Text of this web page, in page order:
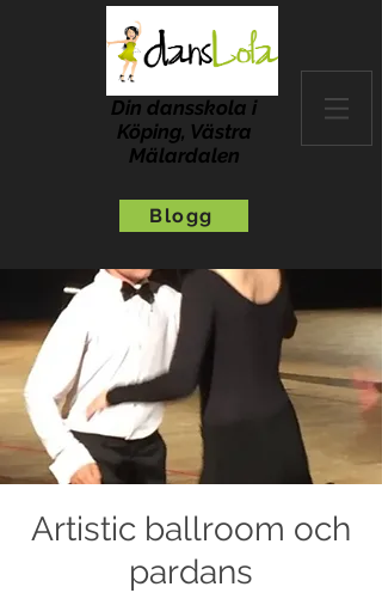
Din dansskola i
Köping, Västra
Mälardalen
Blogg
Artistic ballroom och
pardans